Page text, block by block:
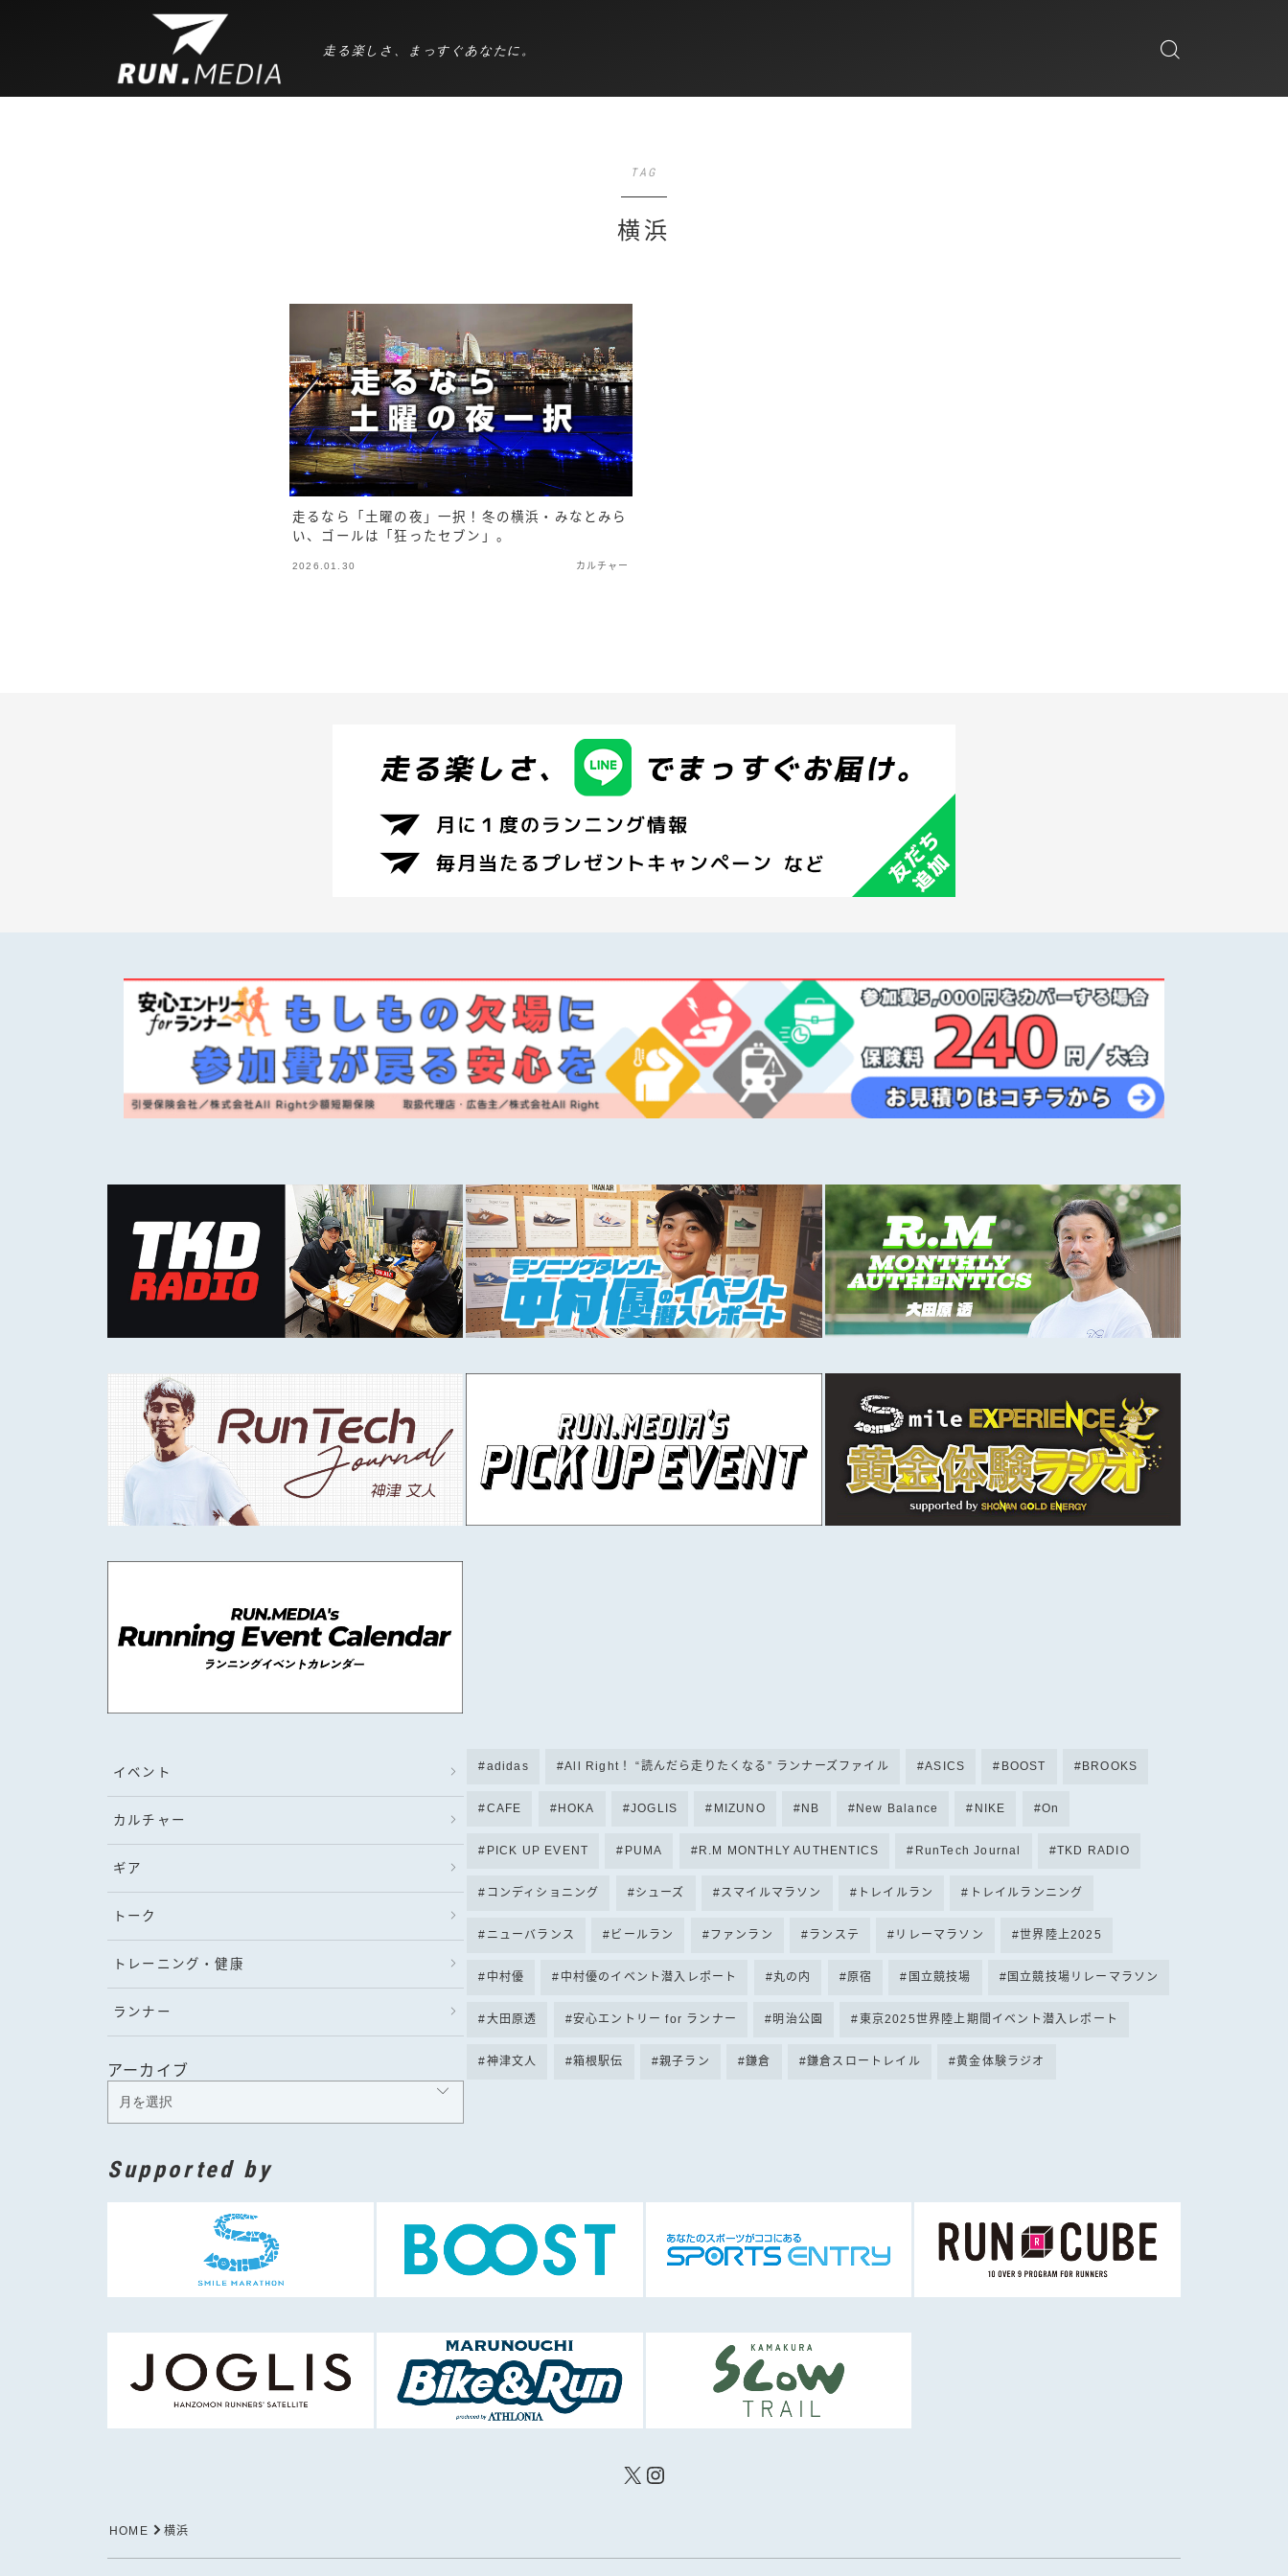
走る楽しさ、まっすぐあなたに。
TAG
横浜
走るなら「土曜の夜」一択！冬の横浜・みなとみら
い、ゴールは「狂ったセブン」。
2026.01.30 カルチャー
イベント
カルチャー
ギア
トーク
トレーニング・健康
ランナー
アーカイブ
adidas All Right！ “読んだら走りたくなる” ランナーズファイル ASICS BOOST BROOKS
CAFE HOKA JOGLIS MIZUNO NB New Balance NIKE On
PICK UP EVENT PUMA R.M MONTHLY AUTHENTICS RunTech Journal TKD RADIO
コンディショニング シューズ スマイルマラソン トレイルラン トレイルランニング
ニューバランス ビールラン ファンラン ランステ リレーマラソン 世界陸上2025
中村優 中村優のイベント潜入レポート 丸の内 原宿 国立競技場 国立競技場リレーマラソン
大田原透 安心エントリー for ランナー 明治公園 東京2025世界陸上期間イベント潜入レポート
神津文人 箱根駅伝 親子ラン 鎌倉 鎌倉スロートレイル 黄金体験ラジオ
Supported by
X Instagram
HOME 横浜